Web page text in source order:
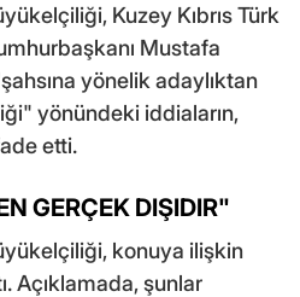
Kuzey Kıbrıs Türk
Mustafa
yönelik adaylıktan
yönündeki iddiaların,
etti.
GERÇEK DIŞIDIR"
konuya ilişkin
Açıklamada, şunlar